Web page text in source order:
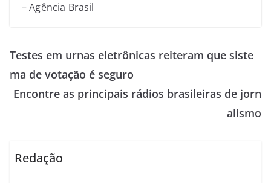
– Agência Brasil
Testes em urnas eletrônicas reiteram que siste
ma de votação é seguro
Encontre as principais rádios brasileiras de jorn
alismo
Redação